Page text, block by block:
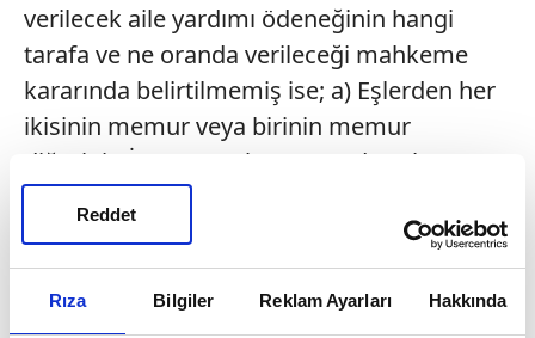
Rıza Bilgiler Reklam Ayarları Hakkında
Reddet
verilecek aile yardımı ödeneğinin hangi
tarafa ve ne oranda verileceği mahkeme
kararında belirtilmemiş ise; a) Eşlerden her
ikisinin memur veya birinin memur
diğerinin İş Kanunu kapsamında çalışması
halinde, çocuk için verilecek aile yardımı
ödeneği, mahkeme kararıyla çocuğun
velayeti verilen tarafa ödenecektir. b)
Eşlerden biri memur, diğeri çalışmıyor ve